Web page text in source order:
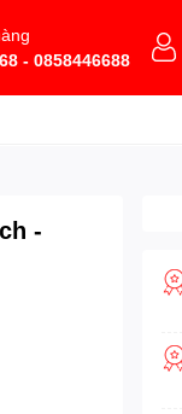
- 0858446688
-